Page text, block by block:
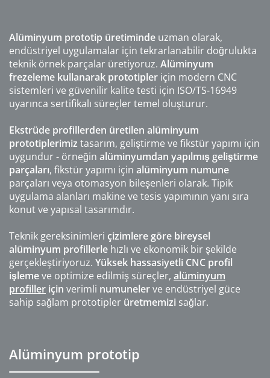
Alüminyum prototip üretiminde uzman olarak,
endüstriyel uygulamalar için tekrarlanabilir doğrulukta
teknik örnek parçalar üretiyoruz. Alüminyum
frezeleme kullanarak prototipler için modern CNC
sistemleri ve güvenilir kalite testi için ISO/TS-16949
uyarınca sertifikalı süreçler temel oluşturur.
Ekstrüde profillerden üretilen alüminyum
prototiplerimiz tasarım, geliştirme ve fikstür yapımı için
uygundur - örneğin alüminyumdan yapılmış geliştirme
parçaları, fikstür yapımı için alüminyum numune
parçaları veya otomasyon bileşenleri olarak. Tipik
uygulama alanları makine ve tesis yapımının yanı sıra
konut ve yapısal tasarımdır.
Teknik gereksinimleri çizimlere göre bireysel
alüminyum profillerle hızlı ve ekonomik bir şekilde
gerçekleştiriyoruz. Yüksek hassasiyetli CNC profil
işlemeve optimize edilmiş süreçler, alüminyum
profiller için verimli numunelerve endüstriyel güce
sahip sağlam prototipler üretmemizi sağlar.
Alüminyum prototip